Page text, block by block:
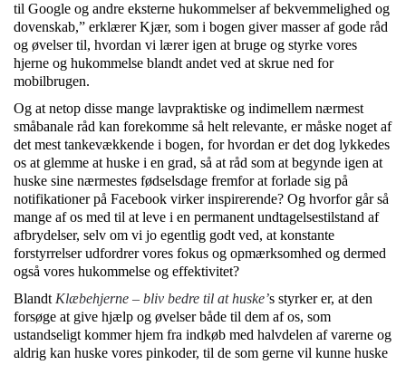
til Google og andre eksterne hukommelser af bekvemmelighed og
dovenskab,” erklærer Kjær, som i bogen giver masser af gode råd
og øvelser til, hvordan vi lærer igen at bruge og styrke vores
hjerne og hukommelse blandt andet ved at skrue ned for
mobilbrugen.
Og at netop disse mange lavpraktiske og indimellem nærmest
småbanale råd kan forekomme så helt relevante, er måske noget af
det mest tankevækkende i bogen, for hvordan er det dog lykkedes
os at glemme at huske i en grad, så at råd som at begynde igen at
huske sine nærmestes fødselsdage fremfor at forlade sig på
notifikationer på Facebook virker inspirerende? Og hvorfor går så
mange af os med til at leve i en permanent undtagelsestilstand af
afbrydelser, selv om vi jo egentlig godt ved, at konstante
forstyrrelser udfordrer vores fokus og opmærksomhed og dermed
også vores hukommelse og effektivitet?
BlandtKlæbehjerne – bliv bedre til at huske’s styrker er, at den
forsøge at give hjælp og øvelser både til dem af os, som
ustandseligt kommer hjem fra indkøb med halvdelen af varerne og
aldrig kan huske vores pinkoder, til de som gerne vil kunne huske